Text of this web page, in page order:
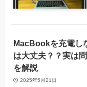
MacBookを充電し
は大丈夫？？実は
を解説
2025年5月21日